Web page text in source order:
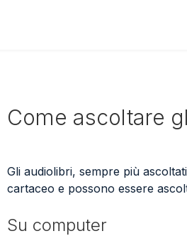
Come ascoltare
Gli audiolibri, sempre più
cartaceo e possono essere
Su computer